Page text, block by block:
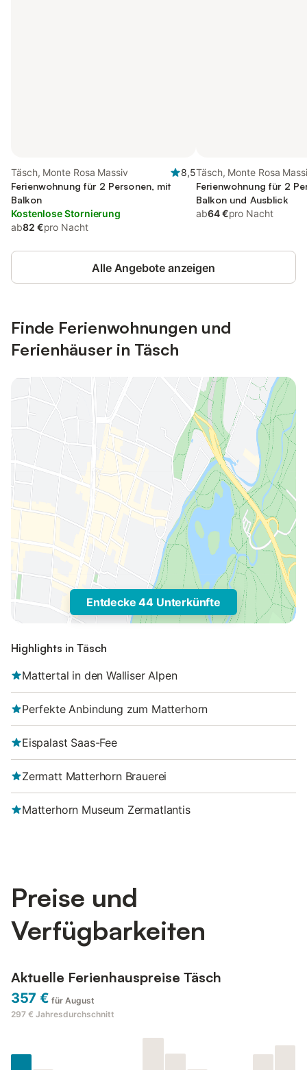
Täsch, Monte Rosa Massiv
8,5
Ferienwohnung für 2 Personen, mit
Balkon
Kostenlose Stornierung
ab82 €pro Nacht
Täsch, Monte Rosa
Ferienwohnung für 2
Balkon und Ausblick
ab64 €pro Nacht
Alle Angebote anzeigen
Finde Ferienwohnungen und
Ferienhäuser in Täsch
Entdecke 44 Unterkünfte
Highlights in Täsch
Mattertal in den Walliser Alpen
Perfekte Anbindung zum Matterhorn
Eispalast Saas-Fee
Zermatt Matterhorn Brauerei
Matterhorn Museum Zermatlantis
Preise und
Verfügbarkeiten
Aktuelle Ferienhauspreise Täsch
357 € für August
297 € Jahresdurchschnitt